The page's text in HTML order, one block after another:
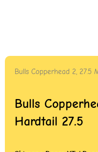
Bulls Copperhead 2, 27.5
Bulls
Hardtail 27.5